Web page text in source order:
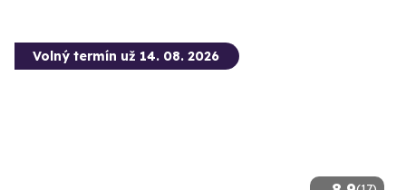
Volný termín už 14. 08. 2026